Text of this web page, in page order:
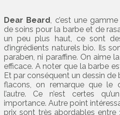
Dear Beard , c’est une
de soins pour la barbe et de
un peu plus haut, ce sont
d’ingrédients naturels bio. Ils
paraben, ni paraffine. On aime
efficace. A noter que la barbe
Et par conséquent un dessin de
flacons, on remarque que le
l’autre. Ce n’est certes
importance. Autre point
prix sont très abordables entre